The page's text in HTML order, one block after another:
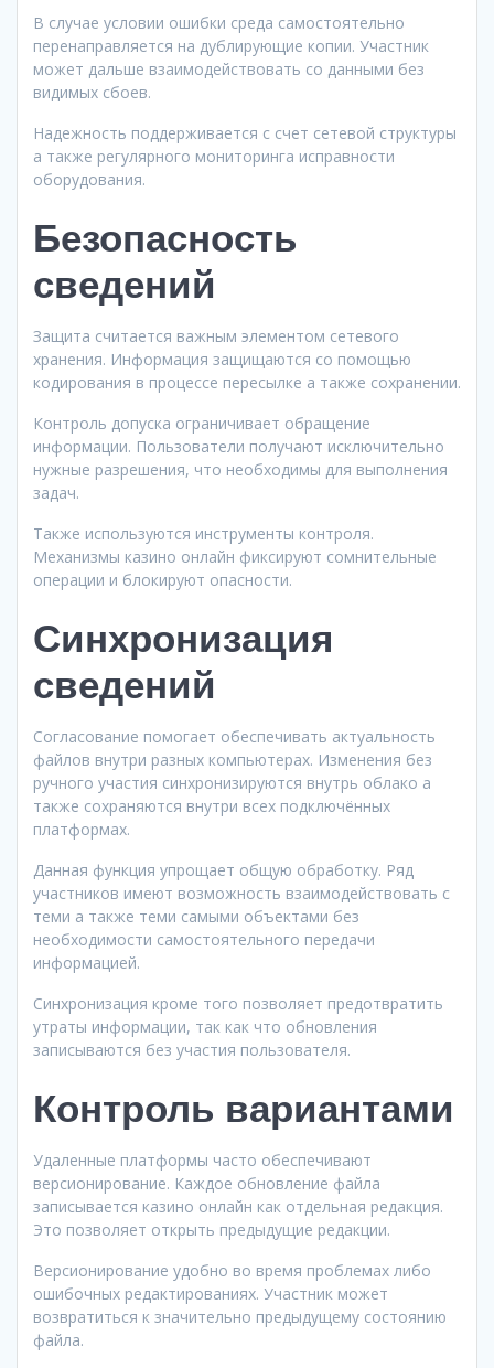
В случае условии ошибки среда самостоятельно
перенаправляется на дублирующие копии. Участник
может дальше взаимодействовать со данными без
видимых сбоев.
Надежность поддерживается с счет сетевой структуры
а также регулярного мониторинга исправности
оборудования.
Безопасность
сведений
Защита считается важным элементом сетевого
хранения. Информация защищаются со помощью
кодирования в процессе пересылке а также сохранении.
Контроль допуска ограничивает обращение
информации. Пользователи получают исключительно
нужные разрешения, что необходимы для выполнения
задач.
Также используются инструменты контроля.
Механизмы казино онлайн фиксируют сомнительные
операции и блокируют опасности.
Синхронизация
сведений
Согласование помогает обеспечивать актуальность
файлов внутри разных компьютерах. Изменения без
ручного участия синхронизируются внутрь облако а
также сохраняются внутри всех подключённых
платформах.
Данная функция упрощает общую обработку. Ряд
участников имеют возможность взаимодействовать с
теми а также теми самыми объектами без
необходимости самостоятельного передачи
информацией.
Синхронизация кроме того позволяет предотвратить
утраты информации, так как что обновления
записываются без участия пользователя.
Контроль вариантами
Удаленные платформы часто обеспечивают
версионирование. Каждое обновление файла
записывается казино онлайн как отдельная редакция.
Это позволяет открыть предыдущие редакции.
Версионирование удобно во время проблемах либо
ошибочных редактированиях. Участник может
возвратиться к значительно предыдущему состоянию
файла.